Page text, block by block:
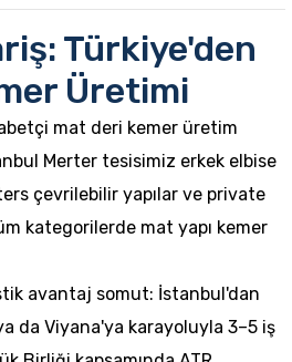
Türkiye'den
Üretimi
mat deri kemer üretim
Merter tesisimiz erkek elbise
çevrilebilir yapılar ve private
kategorilerde mat yapı kemer
avantaj somut: İstanbul'dan
da Viyana'ya karayoluyla 3–5 iş